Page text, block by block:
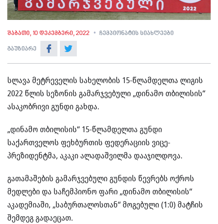
შაბათი, 10 დეკემბერი, 2022 ჩემპიონატის სიახლეები
გაუზიარე
სლავა მეტრეველის სახელობის 15-წლამდელთა ლიგის
2022 წლის სეზონის გამარჯვებული „დინამო თბილისის“
ასაკობრივი გუნდი გახდა.
„დინამო თბილისის“ 15-წლამდელთა გუნდი
საქართველოს ფეხბურთის ფედერაციის ვიცე-
პრეზიდენტმა, აკაკი ალადაშვილმა დააჯილდოვა.
გათამაშების გამარჯვებული გუნდის წევრებს ოქროს
მედლები და საჩემპიონო ფარი „დინამო თბილისის“
აკადემიაში, „საბურთალოსთან“ მოგებული (1:0) მატჩის
შემდეგ გადაეცათ.